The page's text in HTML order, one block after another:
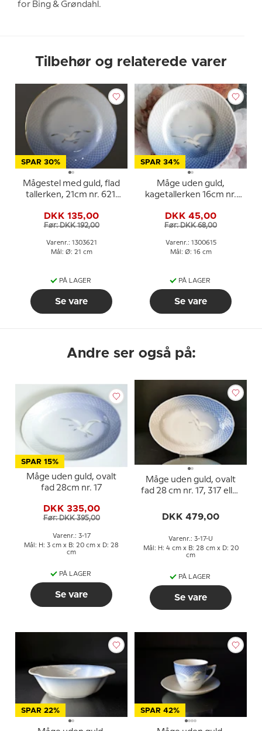
for Bing & Grøndahl.
Tilbehør og relaterede varer
SPAR 30%
Mågestel med guld, flad
tallerken, 21cm nr. 621,
DKK 135,00
Før: DKK 192,00
Varenr.: 1303621
Mål: Ø: 21 cm
PÅ LAGER
Se vare
SPAR 34%
Måge uden guld,
kagetallerken 16cm nr.
DKK 45,00
Før: DKK 68,00
Varenr.: 1300615
Mål: Ø: 16 cm
PÅ LAGER
Se vare
Andre ser også på:
SPAR 15%
Måge uden guld, ovalt
fad 28cm nr. 17
DKK 335,00
Før: DKK 395,00
Varenr.: 3-17
Mål: H: 3 cm x B: 20 cm x D: 28
cm
PÅ LAGER
Se vare
Måge uden guld, ovalt
fad 28 cm nr. 17, 317 eller
DKK 479,00
Varenr.: 3-17-U
Mål: H: 4 cm x B: 28 cm x D: 20
cm
PÅ LAGER
Se vare
SPAR 22% SPAR 42%